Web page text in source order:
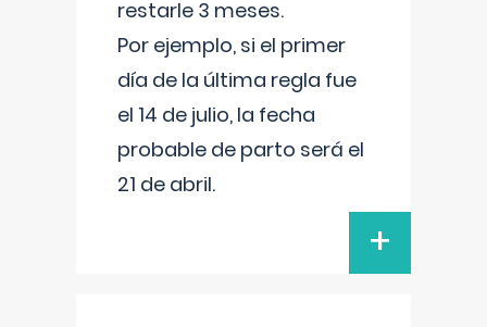
restarle 3 meses.
Por ejemplo, si el primer
día de la última regla fue
el 14 de julio, la fecha
probable de parto será el
21 de abril.
+